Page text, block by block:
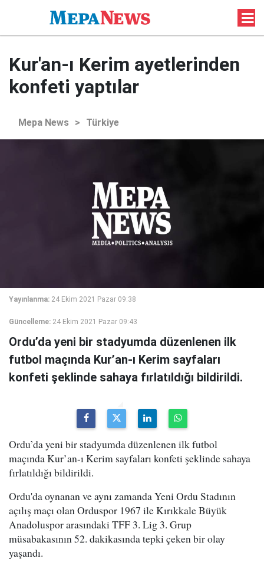
Kur'an-ı Kerim ayetlerinden
konfeti yaptılar
Mepa News > Türkiye
Yayınlanma: 24 Ekim 2021 Pazar 09:38
Güncelleme: 24 Ekim 2021 Pazar 09:43
Ordu’da yeni bir stadyumda düzenlenen ilk
futbol maçında Kur’an-ı Kerim sayfaları
konfeti şeklinde sahaya fırlatıldığı bildirildi.
Ordu’da yeni bir stadyumda düzenlenen ilk futbol
maçında Kur’an-ı Kerim sayfaları konfeti şeklinde sahaya
fırlatıldığı bildirildi.
Ordu'da oynanan ve aynı zamanda Yeni Ordu Stadının
açılış maçı olan Orduspor 1967 ile Kırıkkale Büyük
Anadoluspor arasındaki TFF 3. Lig 3. Grup
müsabakasının 52. dakikasında tepki çeken bir olay
yaşandı.